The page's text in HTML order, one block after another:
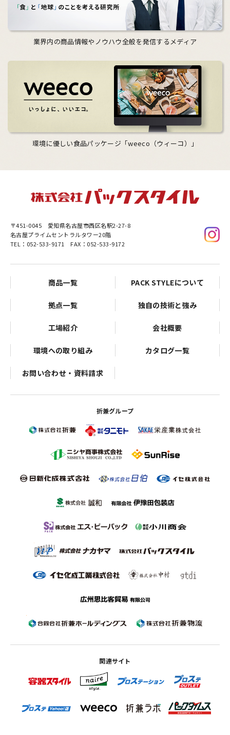
業界内の商品情報やノウハウ全般を発信するメディア
環境に優しい食品パッケージ「weeco（ウィーコ）」
〒451-0045 愛知県名古屋市西区名駅2-27-8
名古屋プライムセントラルタワー20階
TEL：052-533-9171 FAX：052-533-9172
商品一覧 PACK STYLEについて
拠点一覧 独自の技術と強み
工場紹介 会社概要
環境への取り組み カタログ一覧
お問い合わせ・資料請求
折兼グループ
関連サイト